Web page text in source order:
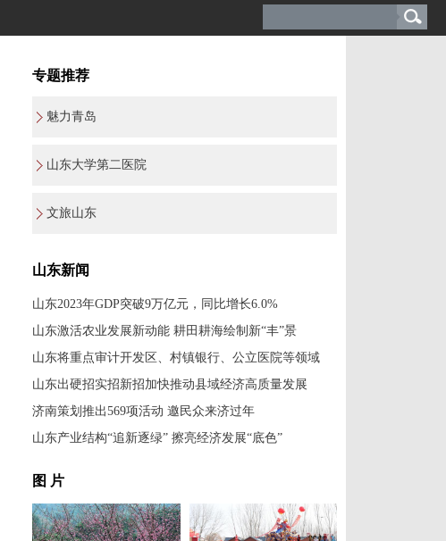
专题推荐
魅力青岛
山东大学第二医院
文旅山东
山东新闻
山东2023年GDP突破9万亿元，同比增长6.0%
山东激活农业发展新动能 耕田耕海绘制新“丰”景
山东将重点审计开发区、村镇银行、公立医院等领域
山东出硬招实招新招加快推动县域经济高质量发展
济南策划推出569项活动 邀民众来济过年
山东产业结构“追新逐绿” 擦亮经济发展“底色”
图 片